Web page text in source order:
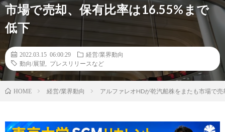
市場で売却、保有比率は16.55%まで
低下
2022.03.15 06:00:29
経営/業界動向
動向/展望
プレスリリースなど
HOME 経営/業界動向 アルファレオHDが乾汽船株をまたも市場で